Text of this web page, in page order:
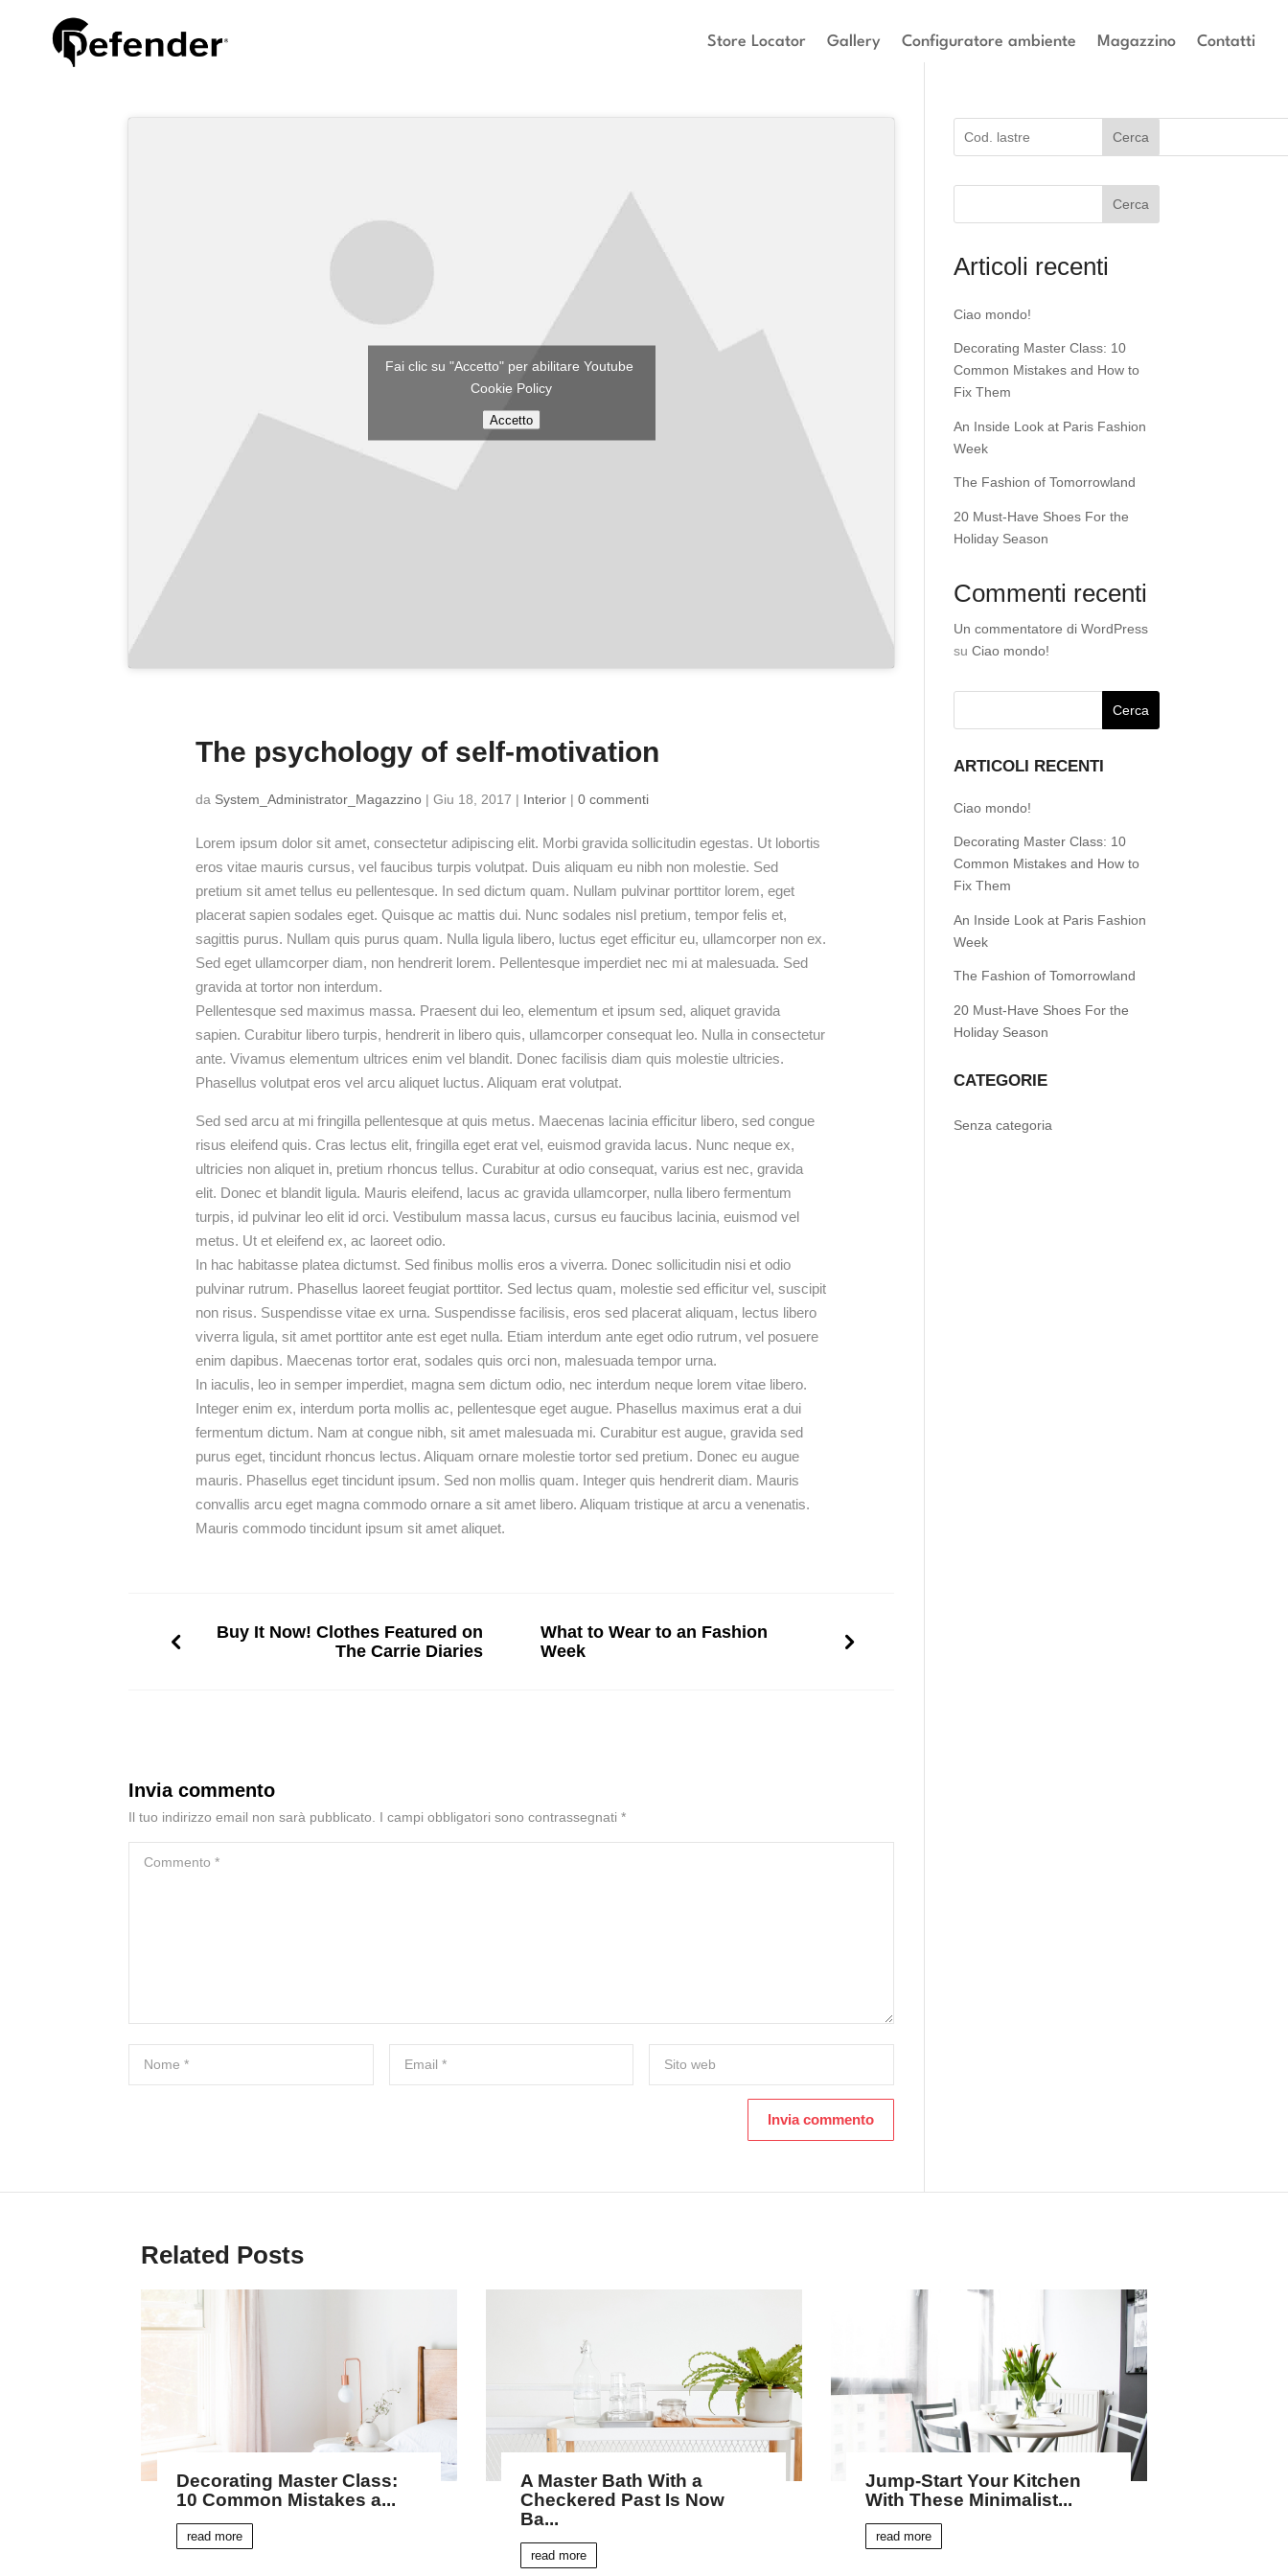
Store Locator Gallery Configuratore ambiente Magazzino Contatti
Fai clic su "Accetto" per abilitare Youtube
Cookie Policy
Accetto
The psychology of self-motivation
da System_Administrator_Magazzino |Giu 18, 2017 | Interior |0 commenti
Lorem ipsum dolor sit amet, consectetur adipiscing elit. Morbi gravida sollicitudin egestas. Ut lobortis
eros vitae mauris cursus, vel faucibus turpis volutpat. Duis aliquam eu nibh non molestie. Sed
pretium sit amet tellus eu pellentesque. In sed dictum quam. Nullam pulvinar porttitor lorem, eget
placerat sapien sodales eget. Quisque ac mattis dui. Nunc sodales nisl pretium, tempor felis et,
sagittis purus. Nullam quis purus quam. Nulla ligula libero, luctus eget efficitur eu, ullamcorper non ex.
Sed eget ullamcorper diam, non hendrerit lorem. Pellentesque imperdiet nec mi at malesuada. Sed
gravida at tortor non interdum.
Pellentesque sed maximus massa. Praesent dui leo, elementum et ipsum sed, aliquet gravida
sapien. Curabitur libero turpis, hendrerit in libero quis, ullamcorper consequat leo. Nulla in consectetur
ante. Vivamus elementum ultrices enim vel blandit. Donec facilisis diam quis molestie ultricies.
Phasellus volutpat eros vel arcu aliquet luctus. Aliquam erat volutpat.
Sed sed arcu at mi fringilla pellentesque at quis metus. Maecenas lacinia efficitur libero, sed congue
risus eleifend quis. Cras lectus elit, fringilla eget erat vel, euismod gravida lacus. Nunc neque ex,
ultricies non aliquet in, pretium rhoncus tellus. Curabitur at odio consequat, varius est nec, gravida
elit. Donec et blandit ligula. Mauris eleifend, lacus ac gravida ullamcorper, nulla libero fermentum
turpis, id pulvinar leo elit id orci. Vestibulum massa lacus, cursus eu faucibus lacinia, euismod vel
metus. Ut et eleifend ex, ac laoreet odio.
In hac habitasse platea dictumst. Sed finibus mollis eros a viverra. Donec sollicitudin nisi et odio
pulvinar rutrum. Phasellus laoreet feugiat porttitor. Sed lectus quam, molestie sed efficitur vel, suscipit
non risus. Suspendisse vitae ex urna. Suspendisse facilisis, eros sed placerat aliquam, lectus libero
viverra ligula, sit amet porttitor ante est eget nulla. Etiam interdum ante eget odio rutrum, vel posuere
enim dapibus. Maecenas tortor erat, sodales quis orci non, malesuada tempor urna.
In iaculis, leo in semper imperdiet, magna sem dictum odio, nec interdum neque lorem vitae libero.
Integer enim ex, interdum porta mollis ac, pellentesque eget augue. Phasellus maximus erat a dui
fermentum dictum. Nam at congue nibh, sit amet malesuada mi. Curabitur est augue, gravida sed
purus eget, tincidunt rhoncus lectus. Aliquam ornare molestie tortor sed pretium. Donec eu augue
mauris. Phasellus eget tincidunt ipsum. Sed non mollis quam. Integer quis hendrerit diam. Mauris
convallis arcu eget magna commodo ornare a sit amet libero. Aliquam tristique at arcu a venenatis.
Mauris commodo tincidunt ipsum sit amet aliquet.
Buy It Now! Clothes Featured on
The Carrie Diaries
What to Wear to an Fashion
Week
Invia commento
Il tuo indirizzo email non sarà pubblicato. I campi obbligatori sono contrassegnati*
Cerca
Cerca
Articoli recenti
Ciao mondo!
Decorating Master Class: 10
Common Mistakes and How to
Fix Them
An Inside Look at Paris Fashion
Week
The Fashion of Tomorrowland
20 Must-Have Shoes For the
Holiday Season
Commenti recenti
Un commentatore di WordPress
su Ciao mondo!
ARTICOLI RECENTI
Ciao mondo!
Decorating Master Class: 10
Common Mistakes and How to
Fix Them
An Inside Look at Paris Fashion
Week
The Fashion of Tomorrowland
20 Must-Have Shoes For the
Holiday Season
CATEGORIE
Senza categoria
Related Posts
Decorating Master Class:
10 Common Mistakes a...
read more
A Master Bath With a
Checkered Past Is Now
Ba...
read more
Jump-Start Your Kitchen
With These Minimalist...
read more